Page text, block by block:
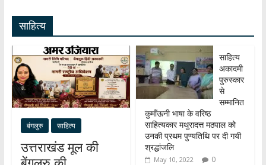
A
p
p
o
k
m
e
dI
n
साहित्य
बंगलुरु साहित्य
उत्तराखंड मूल की
साहित्य
अकादमी
पुरुस्कार
से
सम्मानित
कुमाँऊनी भाषा के वरिष्ठ
साहित्यकार मथुरादत्त मठपाल को
उनकी प्रथम पुण्यतिथि पर दी गयी
श्रद्धांजलि
May 10, 2022 0